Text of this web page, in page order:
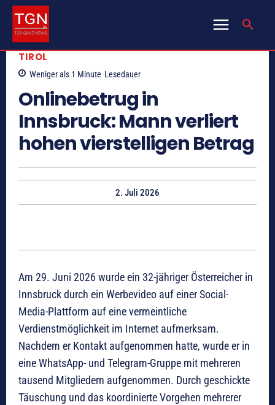
TIROL
Weniger als 1 Minute Lesedauer
Onlinebetrug in
Innsbruck: Mann verliert
hohen vierstelligen Betrag
2. Juli 2026
Am 29. Juni 2026 wurde ein 32-jähriger Österreicher in
Innsbruck durch ein Werbevideo auf einer Social-
Media-Plattform auf eine vermeintliche
Verdienstmöglichkeit im Internet aufmerksam.
Nachdem er Kontakt aufgenommen hatte, wurde er in
eine WhatsApp- und Telegram-Gruppe mit mehreren
tausend Mitgliedern aufgenommen. Durch geschickte
Täuschung und das koordinierte Vorgehen mehrerer